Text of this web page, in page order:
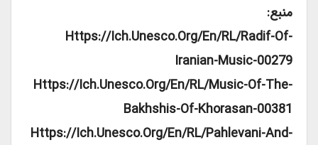
منبع:
Https://ich.unesco.org/en/RL/radif-Of-
Iranian-Music-00279
Https://ich.unesco.org/en/RL/music-Of-The-
Bakhshis-Of-Khorasan-00381
Https://ich.unesco.org/en/RL/pahlevani-And-